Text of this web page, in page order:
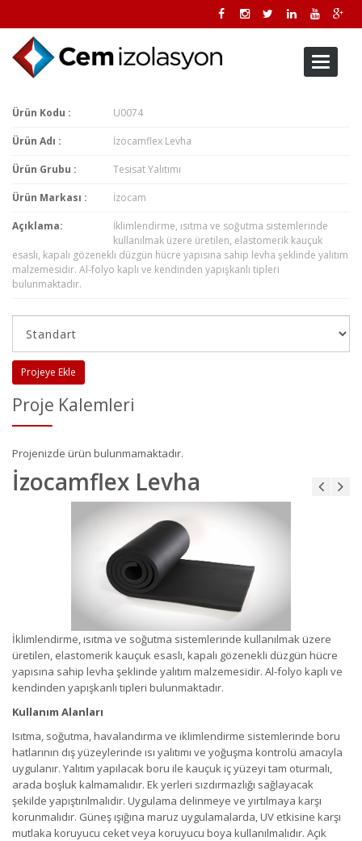
Toggle
Ürün Kodu : U0074
Ürün Adı : İzocamflex Levha
Ürün Grubu : Tesisat Yalıtımı
Ürün Markası : İzocam
Açıklama:
İklimlendirme, ısıtma ve soğutma sistemlerinde
kullanılmak üzere üretilen, elastomerik kauçuk
esaslı, kapalı gözenekli düzgün hücre yapısına sahip levha şeklinde yalıtım
malzemesidir. Al-folyo kaplı ve kendinden yapışkanlı tipleri
bulunmaktadır.
Projeye Ekle
Proje Kalemleri
Projenizde ürün bulunmamaktadır.
İzocamflex Levha
İklimlendirme, ısıtma ve soğutma sistemlerinde kullanılmak üzere
üretilen, elastomerik kauçuk esaslı, kapalı gözenekli düzgün hücre
yapısına sahip levha şeklinde yalıtım malzemesidir. Al-folyo kaplı ve
kendinden yapışkanlı tipleri bulunmaktadır.
Kullanım Alanları
Isıtma, soğutma, havalandırma ve iklimlendirme sistemlerinde boru
hatlarının dış yüzeylerinde ısı yalıtımı ve yoğuşma kontrolü amacıyla
uygulanır. Yalıtım yapılacak boru ile kauçuk iç yüzeyi tam oturmalı,
arada boşluk kalmamalıdır. Ek yerleri sızdırmazlığı sağlayacak
şekilde yapıştırılmalıdır. Uygulama delinmeye ve yırtılmaya karşı
korunmalıdır. Güneş ışığına maruz uygulamalarda, UV etkisine karşı
mutlaka koruyucu ceket veya koruyucu boya kullanılmalıdır. Açık